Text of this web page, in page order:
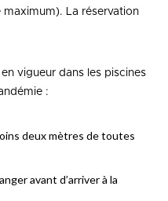
maximum). La réservation
vigueur dans les piscines
:
deux mètres de toutes
avant d’arriver à la